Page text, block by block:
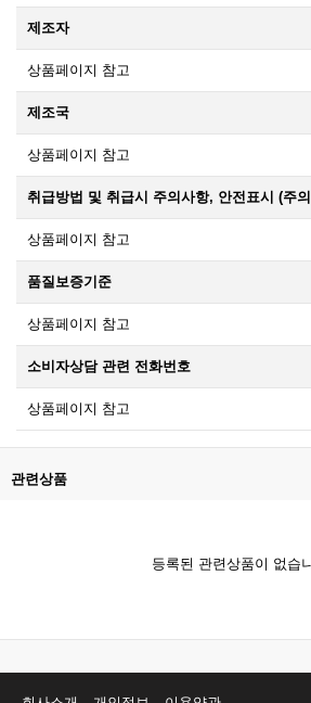
제조자
상품페이지 참고
제조국
상품페이지 참고
취급방법 및 취급시 주의사항, 안전표시 (주
상품페이지 참고
품질보증기준
상품페이지 참고
소비자상담 관련 전화번호
상품페이지 참고
관련상품
등록된 관련상품이 없습